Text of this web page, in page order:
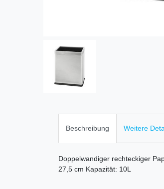
Beschreibung Weitere
Doppelwandiger rechteckiger
27,5 cm Kapazität: 10L